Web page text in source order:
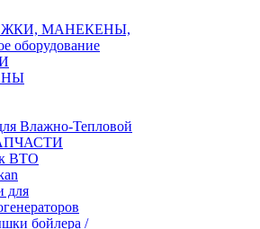
МАНЕКЕНЫ,
оборудование
Влажно-Тепловой
к ВТО
для
бойлера /